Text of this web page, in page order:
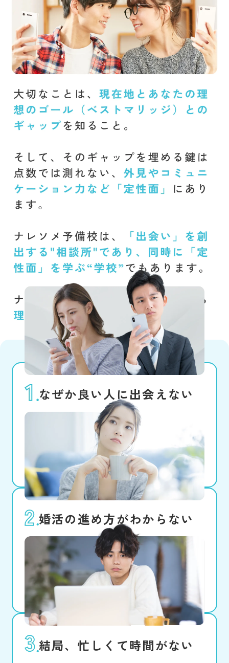
なぜか良い人に出会えない
真剣な人を探したいと思うけれど、
良い出会いがない。遊び目的の人を
避けて、価値観も趣味も合う、自分
史上最高の人と出会いたい！
婚活の進め方がわからない
マッチングアプリは不安だし、結婚
相談所もよくわからない。人に相談
しにくい内容だし、具体的に行動に
移せない。
結局、忙しくて時間がない